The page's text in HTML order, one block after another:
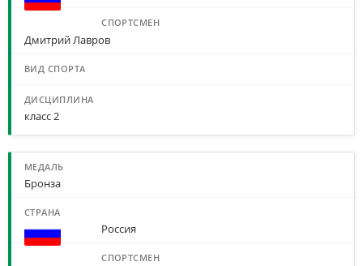
Дмитрий Лавров
класс 2
Бронза
Россия